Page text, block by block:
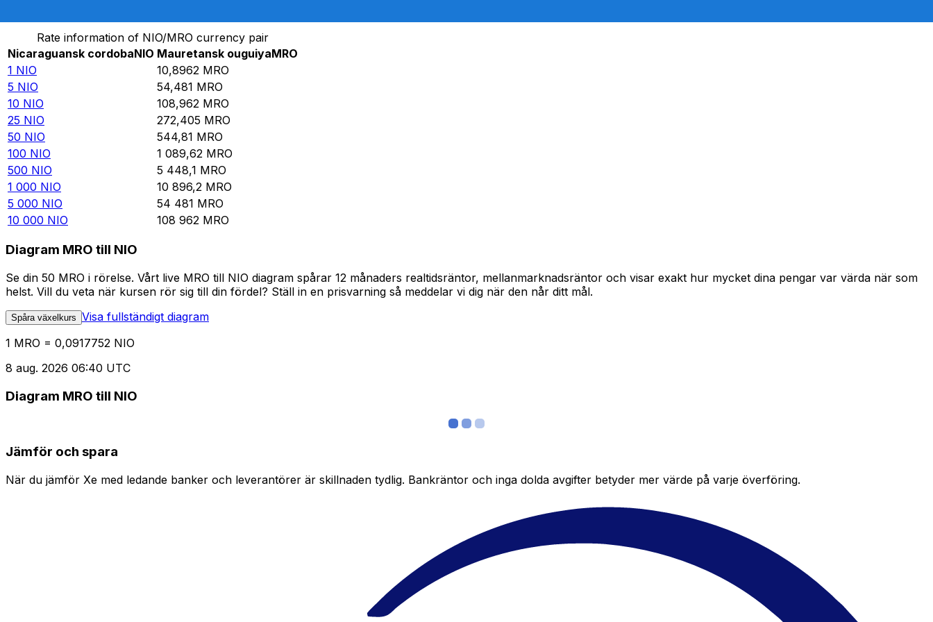
Rate information of NIO/MRO currency pair
Nicaraguansk cordobaNIO Mauretansk ouguiyaMRO
1 NIO 10,8962 MRO
5 NIO 54,481 MRO
10 NIO 108,962 MRO
25 NIO 272,405 MRO
50 NIO 544,81 MRO
100 NIO 1 089,62 MRO
500 NIO 5 448,1 MRO
1 000 NIO 10 896,2 MRO
5 000 NIO 54 481 MRO
10 000 NIO 108 962 MRO
Diagram MRO till NIO
Se din 50 MRO i rörelse. Vårt live MRO till NIO diagram spårar 12 månaders realtidsräntor, mellanmarknadsräntor och visar exakt hur mycket dina pengar var värda när som
helst. Vill du veta när kursen rör sig till din fördel? Ställ in en prisvarning så meddelar vi dig när den når ditt mål.
Spåra växelkurs Visa fullständigt diagram
1 MRO = 0,0917752 NIO
8 aug. 2026 06:40 UTC
Diagram MRO till NIO
Jämför och spara
När du jämför Xe med ledande banker och leverantörer är skillnaden tydlig. Bankräntor och inga dolda avgifter betyder mer värde på varje överföring.